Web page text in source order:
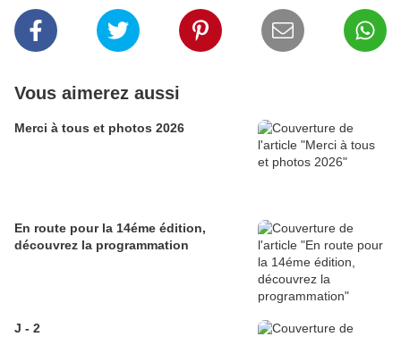
Vous aimerez aussi
Merci à tous et photos 2026
En route pour la 14éme édition,
découvrez la programmation
J - 2